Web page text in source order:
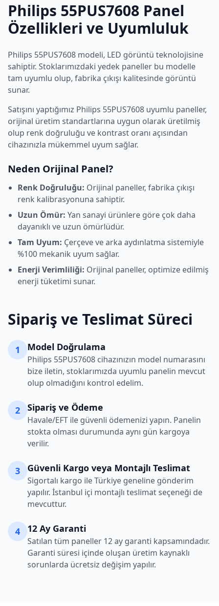
Philips 55PUS7608 Panel
Özellikleri ve Uyumluluk
Philips 55PUS7608 modeli, LED görüntü teknolojisine
sahiptir. Stoklarımızdaki yedek paneller bu modelle
tam uyumlu olup, fabrika çıkışı kalitesinde görüntü
sunar.
Satışını yaptığımız Philips 55PUS7608 uyumlu paneller,
orijinal üretim standartlarına uygun olarak üretilmiş
olup renk doğruluğu ve kontrast oranı açısından
cihazınızla mükemmel uyum sağlar.
Neden Orijinal Panel?
Renk Doğruluğu: Orijinal paneller, fabrika çıkışı
renk kalibrasyonuna sahiptir.
Uzun Ömür: Yan sanayi ürünlere göre çok daha
dayanıklı ve uzun ömürlüdür.
Tam Uyum: Çerçeve ve arka aydınlatma sistemiyle
%100 mekanik uyum sağlar.
Enerji Verimliliği: Orijinal paneller, optimize edilmiş
enerji tüketimi sunar.
Sipariş ve Teslimat Süreci
1 Model Doğrulama
Philips 55PUS7608 cihazınızın model numarasını
bize iletin, stoklarımızda uyumlu panelin mevcut
olup olmadığını kontrol edelim.
2 Sipariş ve Ödeme
Havale/EFT ile güvenli ödemenizi yapın. Panelin
stokta olması durumunda aynı gün kargoya
verilir.
3 Güvenli Kargo veya Montajlı Teslimat
Sigortalı kargo ile Türkiye geneline gönderim
yapılır. İstanbul içi montajlı teslimat seçeneği de
mevcuttur.
4 12 Ay Garanti
Satılan tüm paneller 12 ay garanti kapsamındadır.
Garanti süresi içinde oluşan üretim kaynaklı
sorunlarda ücretsiz değişim yapılır.